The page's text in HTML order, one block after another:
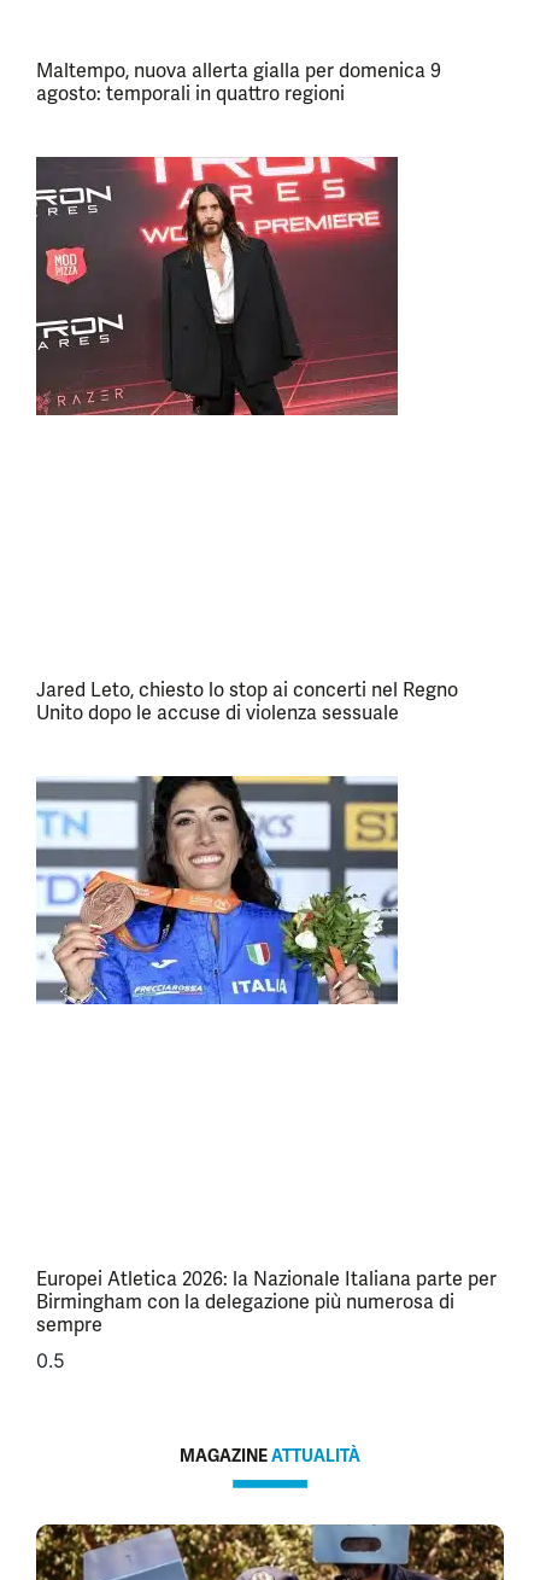
Maltempo, nuova allerta gialla per domenica 9
agosto: temporali in quattro regioni
Jared Leto, chiesto lo stop ai concerti nel Regno
Unito dopo le accuse di violenza sessuale
Europei Atletica 2026: la Nazionale Italiana parte per
Birmingham con la delegazione più numerosa di
sempre
MAGAZINEATTUALITÀ